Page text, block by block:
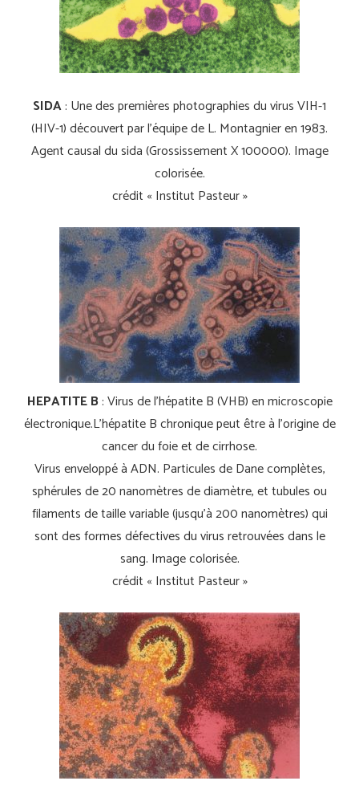
SIDA: Une des premières photographies du virus VIH-1
(HIV-1) découvert par l’équipe de L. Montagnier en 1983.
Agent causal du sida (Grossissement X 100000). Image
colorisée.
crédit « Institut Pasteur »
HEPATITE B: Virus de l’hépatite B (VHB) en microscopie
électronique.L’hépatite B chronique peut être à l’origine de
cancer du foie et de cirrhose.
Virus enveloppé à ADN. Particules de Dane complètes,
sphérules de 20 nanomètres de diamètre, et tubules ou
filaments de taille variable (jusqu’à 200 nanomètres) qui
sont des formes défectives du virus retrouvées dans le
sang. Image colorisée.
crédit « Institut Pasteur »